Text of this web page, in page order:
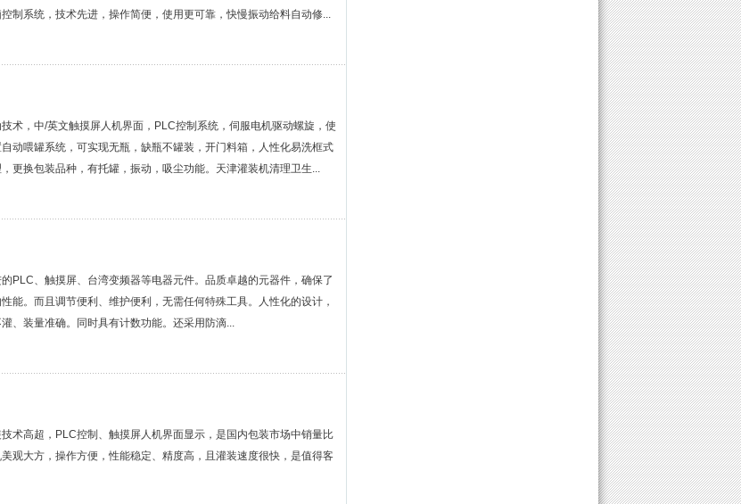
制系统，技术先进，操作简便，使用更可靠，快慢振动给料自动修...
术，中/英文触摸屏人机界面，PLC控制系统，伺服电机驱动螺旋，使
动喂罐系统，可实现无瓶，缺瓶不罐装，开门料箱，人性化易洗框式
更换包装品种，有托罐，振动，吸尘功能。天津灌装机清理卫生...
PLC、触摸屏、台湾变频器等电器元件。品质卓越的元器件，确保了
能。而且调节便利、维护便利，无需任何特殊工具。人性化的设计，
、装量准确。同时具有计数功能。还采用防滴...
术高超，PLC控制、触摸屏人机界面显示，是国内包装市场中销量比
观大方，操作方便，性能稳定、精度高，且灌装速度很快，是值得客